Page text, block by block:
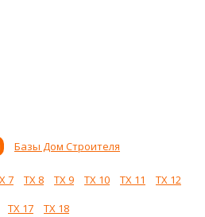
Базы Дом Строителя
7 ТХ 8 ТХ 9 ТХ 10 ТХ 11
ТХ 12
ТХ 17 ТХ 18